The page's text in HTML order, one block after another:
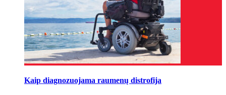
Kaip diagnozuojama raumenų distrofija